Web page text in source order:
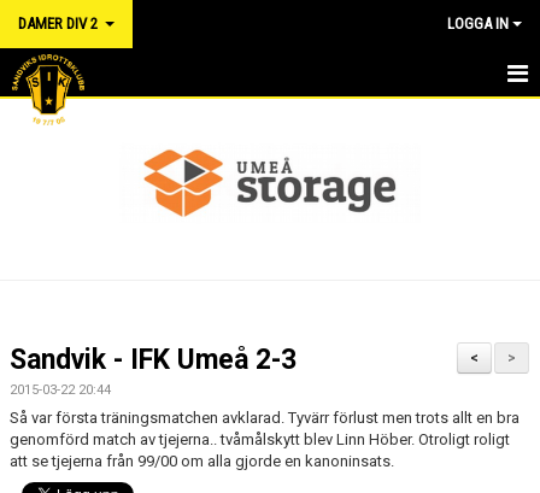
DAMER DIV 2 LOGGA IN
HEM
MATCHER
RÅD OCH VÅRD FÖR IDROTTSSKADOR - FÖRSÄKRING
LÄNKAR
>
<
Sandvik - IFK Umeå 2-3
2015-03-22 20:44
Så var första träningsmatchen avklarad. Tyvärr förlust men trots allt en bra
genomförd match av tjejerna.. tvåmålskytt blev Linn Höber. Otroligt roligt
att se tjejerna från 99/00 om alla gjorde en kanoninsats.